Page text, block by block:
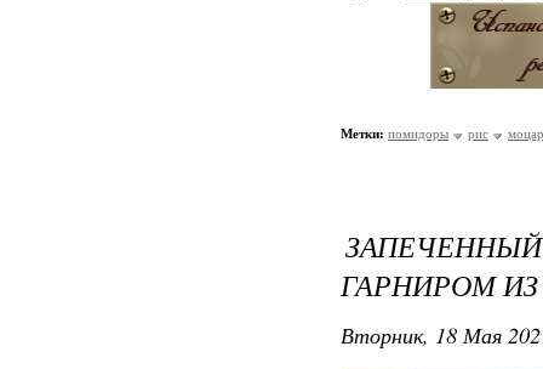
Метки: помидоры рис
ГАРНИРОМ
Вторник, 18 Мая